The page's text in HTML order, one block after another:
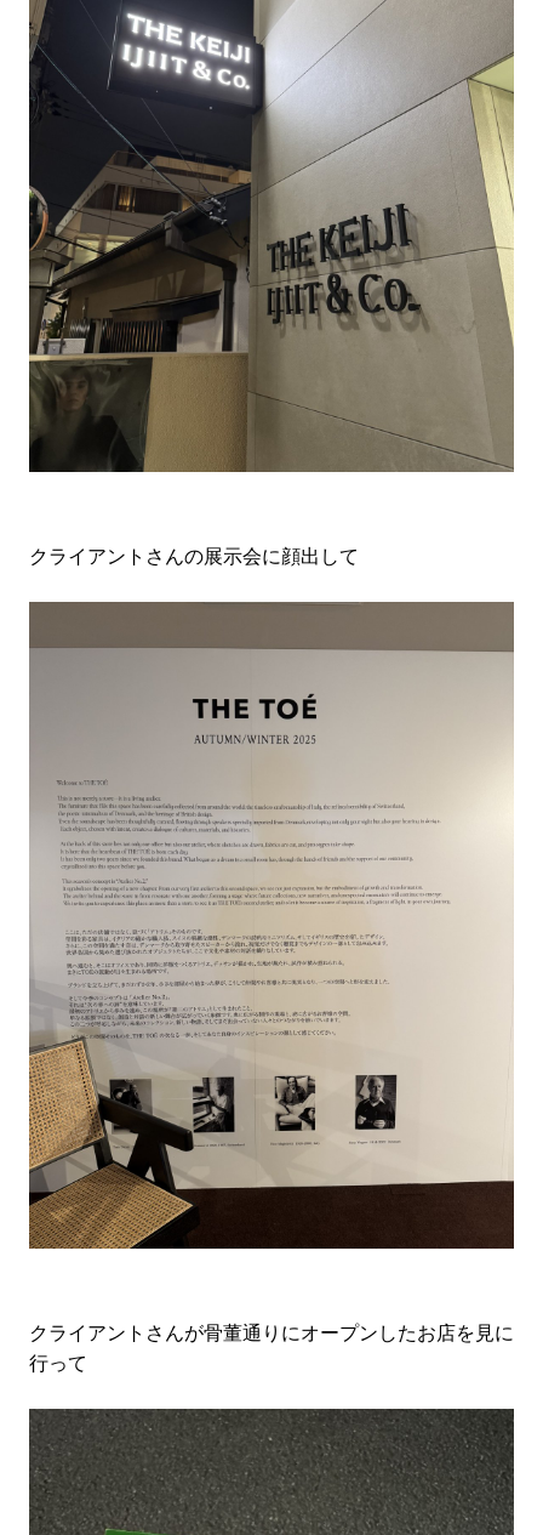
クライアントさんの展示会に顔出して
クライアントさんが骨董通りにオープンしたお店を見に
行って